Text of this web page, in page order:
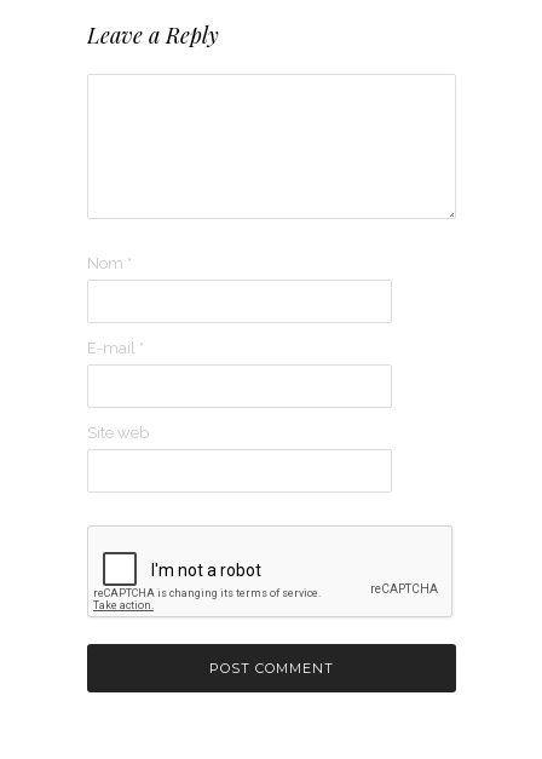
Leave a Reply
Nom *
E-mail *
Site web